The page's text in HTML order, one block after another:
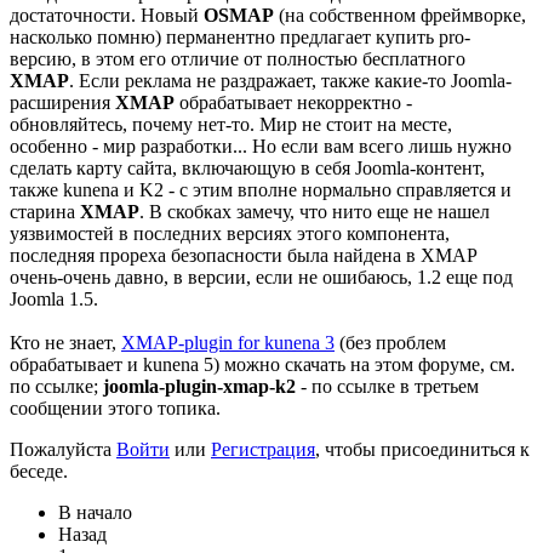
достаточности. Новый OSMAP (на собственном фреймворке,
насколько помню) перманентно предлагает купить pro-
версию, в этом его отличие от полностью бесплатного
XMAP. Если реклама не раздражает, также какие-то Joomla-
расширения XMAP обрабатывает некорректно -
обновляйтесь, почему нет-то. Мир не стоит на месте,
особенно - мир разработки... Но если вам всего лишь нужно
сделать карту сайта, включающую в себя Joomla-контент,
также kunena и K2 - с этим вполне нормально справляется и
старина XMAP. В скобках замечу, что нито еще не нашел
уязвимостей в последних версиях этого компонента,
последняя прореха безопасности была найдена в XMAP
очень-очень давно, в версии, если не ошибаюсь, 1.2 еще под
Joomla 1.5.
Кто не знает, XMAP-plugin for kunena 3 (без проблем
обрабатывает и kunena 5) можно скачать на этом форуме, см.
по ссылке; joomla-plugin-xmap-k2 - по ссылке в третьем
сообщении этого топика.
Пожалуйста Войти или Регистрация, чтобы присоединиться к
беседе.
В начало
Назад